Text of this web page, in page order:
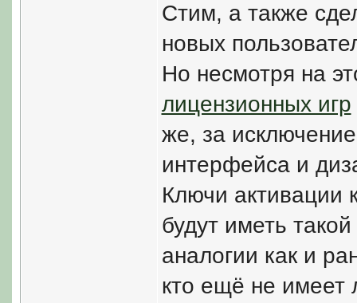
Стим, а также
новых
Но несмотря на
лицензионных игр
же, за
интерфейса и
Ключи активации
будут иметь
аналогии как и
кто ещё не имеет